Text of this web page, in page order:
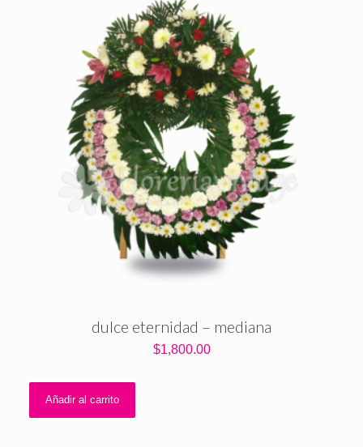
dulce eternidad – mediana
$1,800.00
Añadir al carrito